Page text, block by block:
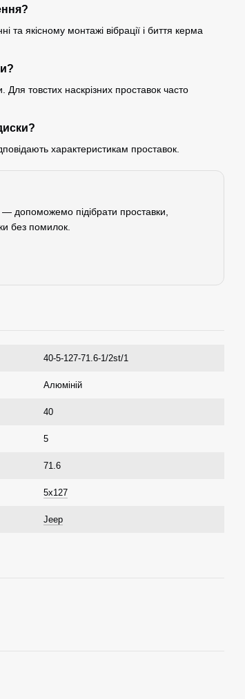
та якісному монтажі вібрації і биття керма
товстих наскрізних проставок часто
характеристикам проставок.
допоможемо підібрати проставки,
без помилок.
40-5-127-71.6-1/2st/1
Алюміній
40
5
71.6
5x127
Jeep